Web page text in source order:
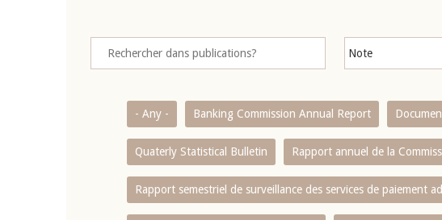
- Any - Banking Commission Annual Report
Quaterly Statistical Bulletin Rapport annuel de la
Rapport semestriel de surveillance des services de paiement